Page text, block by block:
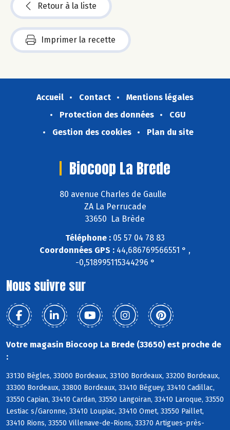
Retour à la liste
Imprimer la recette
Accueil Contact
Mentions légales
Protection des données
CGU
Gestion des cookies
Plan du site
Biocoop La Brede
80 avenue Charles de Gaulle
ZA La Perrucade
33650 La Brède
Téléphone : 05 57 04 78 83
Coordonnées GPS : 44,686769566551 ° ,
-0,518995115344296 °
Nous suivre sur
Votre magasin Biocoop La Brede (33650) est proche de
:
33130 Bègles, 33000 Bordeaux, 33100 Bordeaux, 33200 Bordeaux,
33300 Bordeaux, 33800 Bordeaux, 33410 Béguey, 33410 Cadillac,
33550 Capian, 33410 Cardan, 33550 Langoiran, 33410 Laroque, 33550
Lestiac s/Garonne, 33410 Loupiac, 33410 Omet, 33550 Paillet,
33410 Rions, 33550 Villenave-de-Rions, 33370 Artigues-près-